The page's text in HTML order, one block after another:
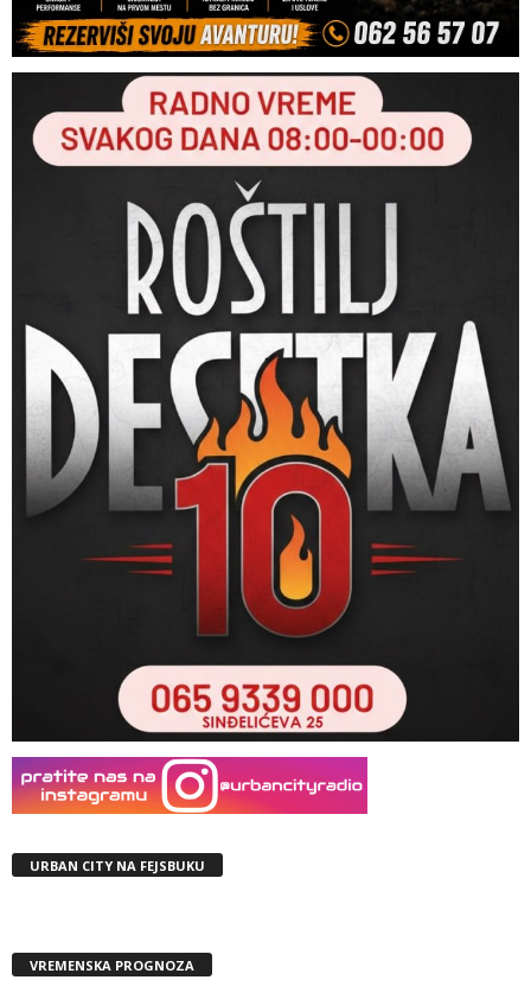
URBAN CITY NA FEJSBUKU
VREMENSKA PROGNOZA